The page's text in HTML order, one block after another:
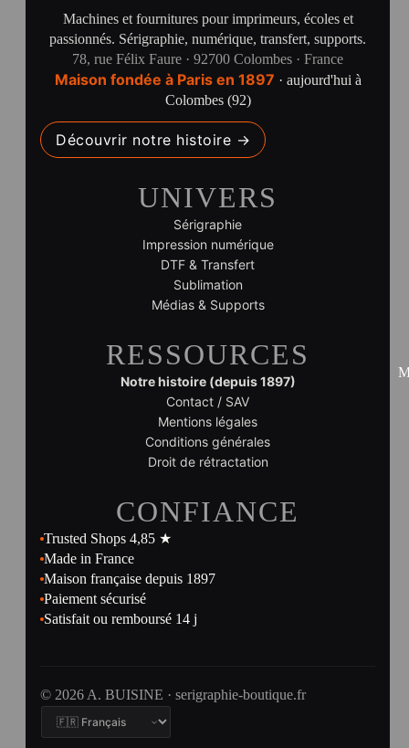
Machines et fournitures pour imprimeurs, écoles et
passionnés. Sérigraphie, numérique, transfert, supports.
78, rue Félix Faure · 92700 Colombes · France
Maison fondée à Paris en 1897 · aujourd'hui à
Colombes (92)
Découvrir notre histoire →
UNIVERS
Sérigraphie
Impression numérique
DTF & Transfert
Sublimation
Médias & Supports
RESSOURCES
Notre histoire (depuis 1897)
Contact / SAV
Mentions légales
Conditions générales
Droit de rétractation
CONFIANCE
Trusted Shops 4,85 ★
Made in France
Maison française depuis 1897
Paiement sécurisé
Satisfait ou remboursé 14 j
© 2026 A. BUISINE · serigraphie-boutique.fr